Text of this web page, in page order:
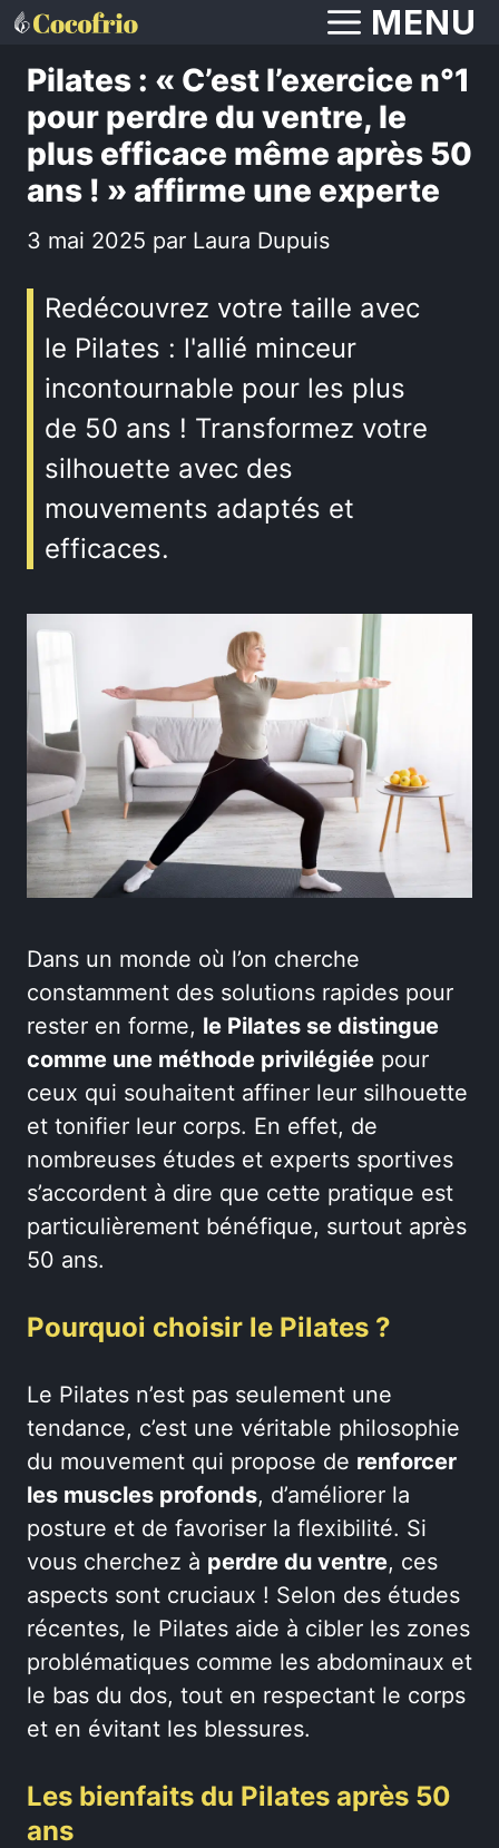
Aller
contenu
MENU
Pilates : « C’est l’exercice n°1
pour perdre du ventre, le
plus efficace même après 50
ans ! » affirme une experte
3 mai 2025 par Laura Dupuis
Redécouvrez votre taille avec
le Pilates : l'allié minceur
incontournable pour les plus
de 50 ans ! Transformez votre
silhouette avec des
mouvements adaptés et
efficaces.
Dans un monde où l’on cherche
constamment des solutions rapides pour
rester en forme, le Pilates se distingue
comme une méthode privilégiée pour
ceux qui souhaitent affiner leur silhouette
et tonifier leur corps. En effet, de
nombreuses études et experts sportives
s’accordent à dire que cette pratique est
particulièrement bénéfique, surtout après
50 ans.
Pourquoi choisir le Pilates ?
Le Pilates n’est pas seulement une
tendance, c’est une véritable philosophie
du mouvement qui propose de renforcer
les muscles profonds, d’améliorer la
posture et de favoriser la flexibilité. Si
vous cherchez à perdre du ventre, ces
aspects sont cruciaux ! Selon des études
récentes, le Pilates aide à cibler les zones
problématiques comme les abdominaux et
le bas du dos, tout en respectant le corps
et en évitant les blessures.
Les bienfaits du Pilates après 50
ans